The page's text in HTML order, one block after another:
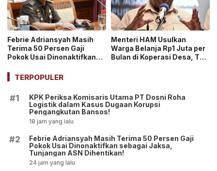
Febrie Adriansyah Masih
Terima 50 Persen Gaji
Pokok Usai Dinonaktifkan
ASN Dihentikan!
Menteri HAM Usulkan
Warga Belanja Rp1 Juta per
Bulan di Koperasi Desa, Tuai
TERPOPULER
#1
KPK Periksa Komisaris Utama PT Dosni Roha
Logistik dalam Kasus Dugaan Korupsi
Pengangkutan Bansos!
18 jam yang lalu
#2
Febrie Adriansyah Masih Terima 50 Persen Gaji
Pokok Usai Dinonaktifkan sebagai Jaksa,
Tunjangan ASN Dihentikan!
24 jam yang lalu